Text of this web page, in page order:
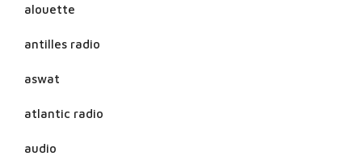
alouette
antilles radio
aswat
atlantic radio
audio